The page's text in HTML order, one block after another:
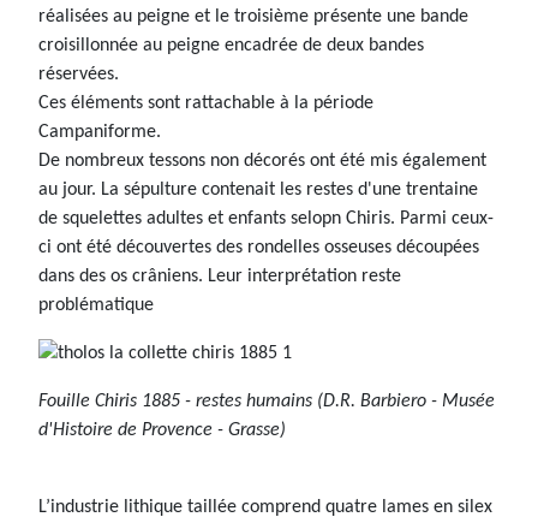
réalisées au peigne et le troisième présente une bande
croisillonnée au peigne encadrée de deux bandes
réservées.
Ces éléments sont rattachable à la période
Campaniforme.
De nombreux tessons non décorés ont été mis également
au jour. La sépulture contenait les restes d'une trentaine
de squelettes adultes et enfants selopn Chiris. Parmi ceux-
ci ont été découvertes des rondelles osseuses découpées
dans des os crâniens. Leur interprétation reste
problématique
Fouille Chiris 1885 - restes humains (D.R. Barbiero - Musée
d'Histoire de Provence - Grasse)
L’industrie lithique taillée comprend quatre lames en silex